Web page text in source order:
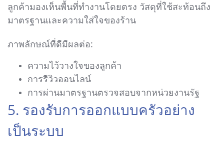
ลูกค้ามองเห็นพื้นที่ทำงานโดยตรง วัสดุที่ใช้สะท้อนถึง
มาตรฐานและความใส่ใจของร้าน
ภาพลักษณ์ที่ดีมีผลต่อ:
ความไว้วางใจของลูกค้า
การรีวิวออนไลน์
การผ่านมาตรฐานตรวจสอบจากหน่วยงานรัฐ
5. รองรับการออกแบบครัวอย่าง
เป็นระบบ